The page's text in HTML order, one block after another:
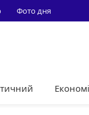
Фото дня